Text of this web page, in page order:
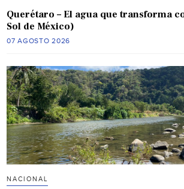
Querétaro – El agua que transforma
Sol de México)
07 AGOSTO 2026
NACIONAL